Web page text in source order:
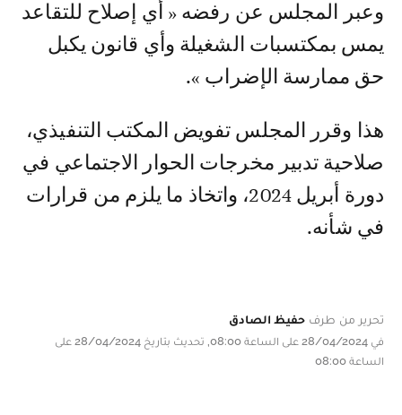
وعبر المجلس عن رفضه « أي إصلاح للتقاعد
يمس بمكتسبات الشغيلة وأي قانون يكبل
حق ممارسة الإضراب ».
هذا وقرر المجلس تفويض المكتب التنفيذي،
صلاحية تدبير مخرجات الحوار الاجتماعي في
دورة أبريل 2024، واتخاذ ما يلزم من قرارات
في شأنه.
تحرير من طرف حفيظ الصادق
في 28/04/2024 على الساعة 08:00, تحديث بتاريخ 28/04/2024 على
الساعة 08:00